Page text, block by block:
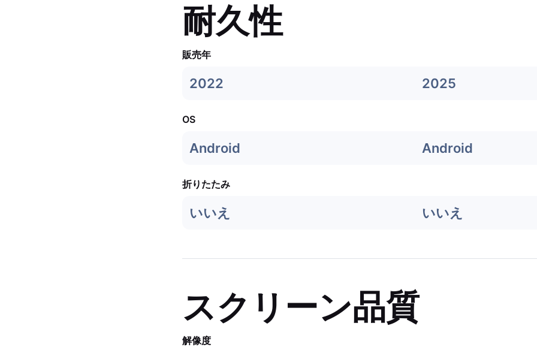
耐久性
販売年
2022 2025
OS
Android Android
折りたたみ
いいえ いいえ
スクリーン品質
解像度